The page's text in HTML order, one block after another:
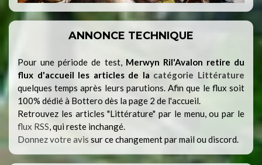
ANNONCE TECHNIQUE
Pour une période de test,Merwyn Ril'Avalon retire du
flux d'accueil les articles de la catégorie Littérature
quelques temps après leurs parutions. Afin que le flux soit
100% dédié à Bottero dès la page 2 de l'accueil.
Retrouvez les articles "Littérature" par le menu, ou par le
flux RSS, qui reste inchangé.
Donnez votre avis sur ce changement par mail ou discord.